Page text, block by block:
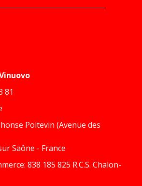
81
Poitevin (Avenue des
Saône - France
838 185 825 R.C.S. Chalon-